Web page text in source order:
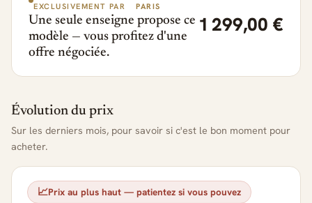
EXCLUSIVEMENT PAR
PARIS
Une seule enseigne propose ce
modèle — vous profitez d'une
offre négociée.
1 299,00 €
Évolution du prix
Sur les derniers mois, pour savoir si c'est le bon moment pour
acheter.
📈Prix au plus haut — patientez si vous pouvez